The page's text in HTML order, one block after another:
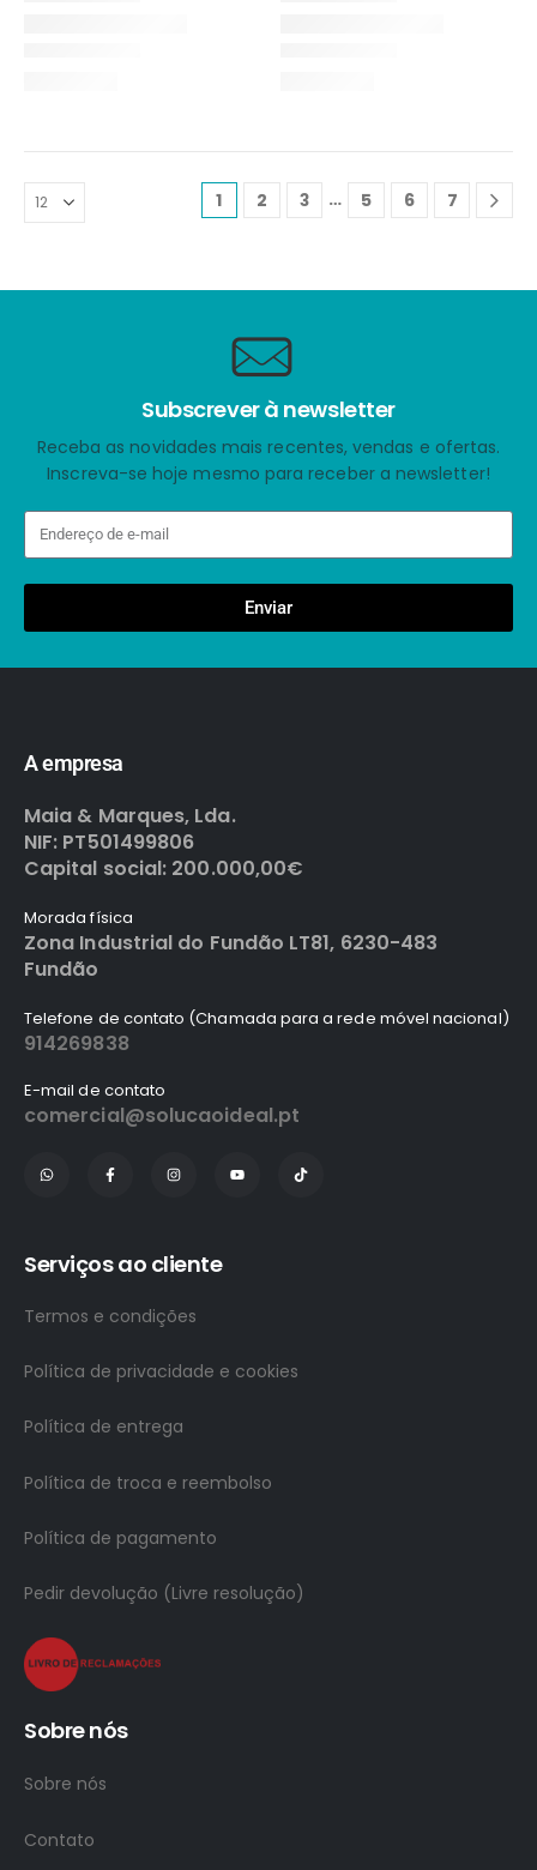
1 2 3 … 5 6 7
Subscrever à newsletter
Receba as novidades mais recentes, vendas e ofertas.
Inscreva-se hoje mesmo para receber a newsletter!
Enviar
A empresa
Maia & Marques, Lda.
NIF: PT501499806
Capital social: 200.000,00€
Morada física
Zona Industrial do Fundão LT81, 6230-483
Fundão
Telefone de contato (Chamada para a rede móvel nacional)
914269838
E-mail de contato
comercial@solucaoideal.pt
Serviços ao cliente
Termos e condições
Política de privacidade e cookies
Política de entrega
Política de troca e reembolso
Política de pagamento
Pedir devolução (Livre resolução)
Sobre nós
Sobre nós
Contato